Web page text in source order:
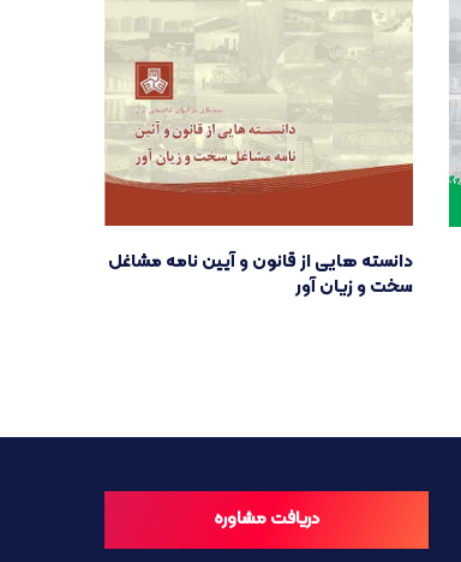
دانسته هایی از قانون و آیین نامه مشاغل
سخت و زیان آور
دریافت مشاوره